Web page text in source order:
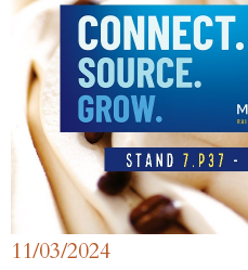
11/03/2024